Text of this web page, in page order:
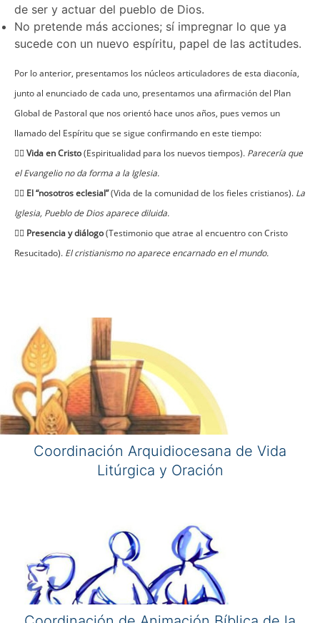
de ser y actuar del pueblo de Dios.
No pretende más acciones; sí impregnar lo que ya
sucede con un nuevo espíritu, papel de las actitudes.
Por lo anterior, presentamos los núcleos articuladores de esta diaconía,
junto al enunciado de cada uno, presentamos una afirmación del Plan
Global de Pastoral que nos orientó hace unos años, pues vemos un
llamado del Espíritu que se sigue confirmando en este tiempo:
👉🏻 Vida en Cristo(Espiritualidad para los nuevos tiempos). Parecería que
el Evangelio no da forma a la Iglesia.
👉🏻 El “nosotros eclesial”(Vida de la comunidad de los fieles cristianos). La
Iglesia, Pueblo de Dios aparece diluida.
👉🏻 Presencia y diálogo(Testimonio que atrae al encuentro con Cristo
Resucitado). El cristianismo no aparece encarnado en el mundo.
Coordinación Arquidiocesana de Vida
Litúrgica y Oración